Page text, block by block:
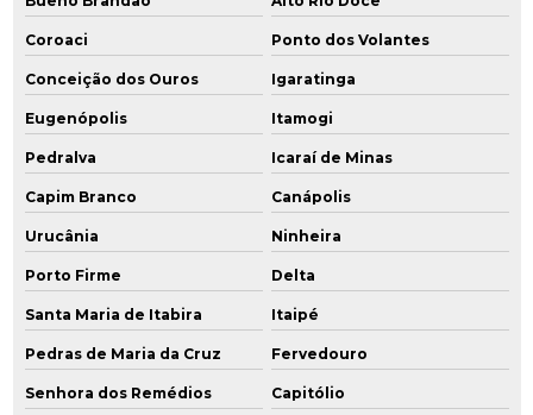
Coroaci Ponto dos Volantes
Conceição dos Ouros Igaratinga
Eugenópolis Itamogi
Pedralva Icaraí de Minas
Capim Branco Canápolis
Urucânia Ninheira
Porto Firme Delta
Santa Maria de Itabira Itaipé
Pedras de Maria da Cruz Fervedouro
Senhora dos Remédios Capitólio